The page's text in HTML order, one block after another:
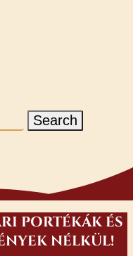
Search
PORTÉKÁK ÉS
NÉLKÜL!